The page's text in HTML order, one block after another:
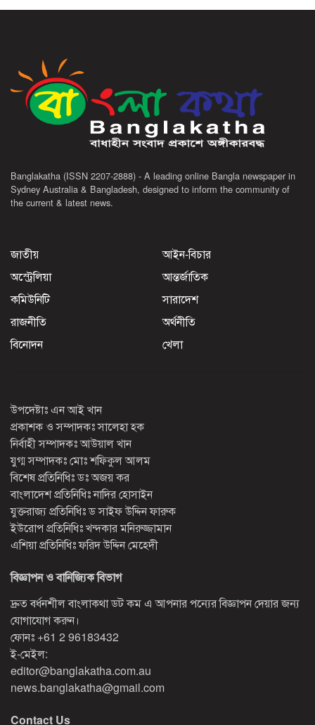
Banglakatha (ISSN 2207-2888) - A leading online Bangla newspaper in
Sydney Australia & Bangladesh, designed to inform the community of
the current & latest news.
জাতীয়
আইন-বিচার
অস্ট্রেলিয়া
আন্তর্জাতিক
কমিউনিটি
সারাদেশ
রাজনীতি
অর্থনীতি
বিনোদন
খেলা
উপদেষ্টাঃ এন আই খান
প্রকাশক ও সম্পাদকঃ সালেহা হক
নির্বাহী সম্পাদকঃ আউয়াল খান
যুগ্ম সম্পাদকঃ মোঃ শফিকুল আলম
বিশেষ প্রতিনিধিঃ ডঃ অজয় কর
বাংলাদেশ প্রতিনিধিঃ নাদির হোসাইন
যুক্তরাজ্য প্রতিনিধিঃ ড সাইফ উদ্দিন ফারুক
ইউরোপ প্রতিনিধিঃ খন্দকার মনিরুজ্জামান
এশিয়া প্রতিনিধিঃ ফরিদ উদ্দিন মেহেদী
বিজ্ঞাপন ও বানিজ্যিক বিভাগ
দ্রুত বর্ধনশীল বাংলাকথা ডট কম এ আপনার পন্যের বিজ্ঞাপন দেয়ার জন্য
যোগাযোগ করুন।
ফোনঃ +61 2 96183432
ই-মেইল:
editor@banglakatha.com.au
news.banglakatha@gmail.com
Contact Us